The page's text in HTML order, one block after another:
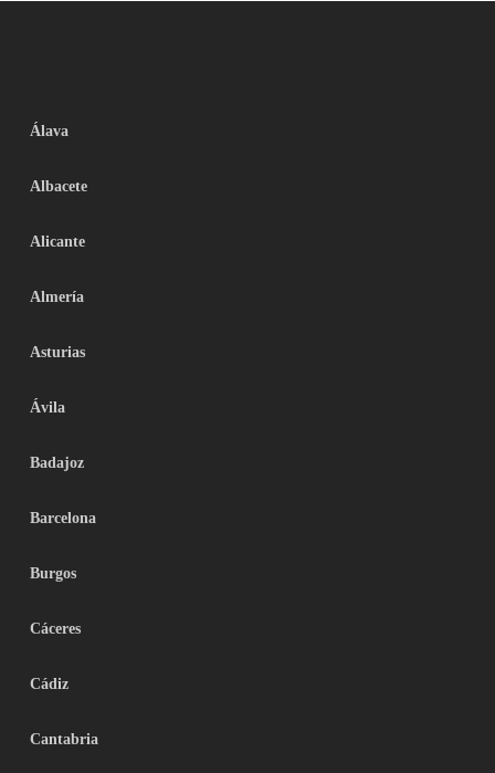
Álava
Albacete
Alicante
Almería
Asturias
Ávila
Badajoz
Barcelona
Burgos
Cáceres
Cádiz
Cantabria